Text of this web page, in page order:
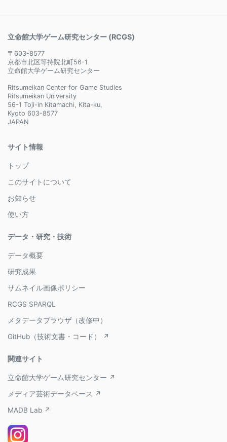
立命館大学ゲーム研究センター (RCGS)
〒603-8577
京都市北区等持院北町56-1
立命館大学ゲーム研究センター
Ritsumeikan Center for Game Studies
Ritsumeikan University
56-1 Toji-in Kitamachi, Kita-ku,
Kyoto 603-8577
JAPAN
サイト情報
トップ
このサイトについて
お知らせ
使い方
データ・研究・技術
データ概要
研究成果
サムネイル画像ポリシー
RCGS SPARQL
メタデータブラウザ（改修中）
GitHub（技術文書・コード） ↗
関連サイト
立命館大学ゲーム研究センター ↗
メディア芸術データベース ↗
MADB Lab ↗